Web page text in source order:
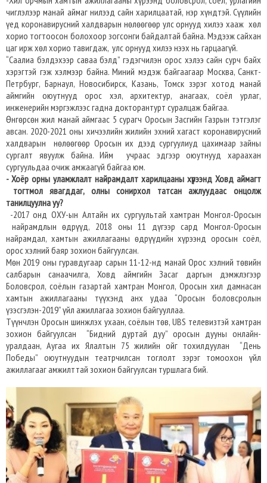
чиглэлээр манай аймаг нилээд сайн харилцаатай, нэр хүндтэй. Сүүлийн
үед коронавирусний халдварын нөлөөгөөр улс орнууд хилээ хааж хөл
хорио тогтоосон болохоор зогсонги байдалтай байна. Мэдээж сайхан
цаг ирж хөл хорио тавигдаж, улс орнууд хилээ нээх нь гарцаагүй.
“Саалиа бэлдэхээр саваа бэлд” гэдэгчилэн орос хэлээ сайн сурч байх
хэрэгтэй гэж хэлмээр байна. Миний мэдэж байгаагаар Москва, Санкт-
Петрбург, Барнаул, Новосибирск, Казань, Томск зэрэг хотод манай
аймгийн оюутнууд орос хэл, архитектур, анагаах, соёл урлаг,
инженерийн мэргэжлээс гадна докторантурт суралцаж байгаа.
Өнгөрсөн жил манай аймгаас 5 сурагч Оросын Засгийн Газрын тэтгэлэг
авсан. 2020-2021 оны хичээлийн жилийн эхний хагаст коронавирусний
халдварын нөлөөгөөр Оросын их дээд сургуулиуд цахимаар зайны
сургалт явуулж байна. Ийм учраас эдгээр оюутнууд хараахан
сургуульдаа очиж амжаагүй байгаа юм.
- Хоёр орны уламжлалт найрамдалт харилцааны хүрээнд Ховд аймагт
тогтмол явагддаг, олны сонирхол татсан ажлуудаас онцолж
танилцуулна уу?
-2017 онд ОХУ-ын Алтайн их сургуультай хамтран Монгол-Оросын
найрамдлын өдрүүд, 2018 оны 11 дүгээр сард Монгол-Оросын
найрамдал, хамтын ажиллагааны өдрүүдийн хүрээнд оросын соёл,
орос хэлний баяр зохион байгуулсан.
Мөн 2019 оны гуравдугаар сарын 11-12-нд манай Орос хэлний төвийн
салбарын санаачилга, Ховд аймгийн Засаг даргын дэмжлэгээр
Боловсрол, соёлын газартай хамтран Монгол, Оросын хил дамнасан
хамтын ажиллагааны түүхэнд анх удаа “Оросын боловсролын
үзэсгэлэн-2019” үйл ажиллагаа зохион байгууллаа.
Түүнчлэн Оросын шинжлэх ухаан, соёлын төв, UBS телевизтэй хамтран
зохион байгуулсан “Бидний дуртай дуу” оросын дууны онлайн-
уралдаан, Аугаа их Ялалтын 75 жилийн ойг тохилдуулан “День
Победы” оюутнуудын театрчилсан тоглолт зэрэг томоохон үйл
ажиллагааг амжилттай зохион байгуулсан туршлага бий.